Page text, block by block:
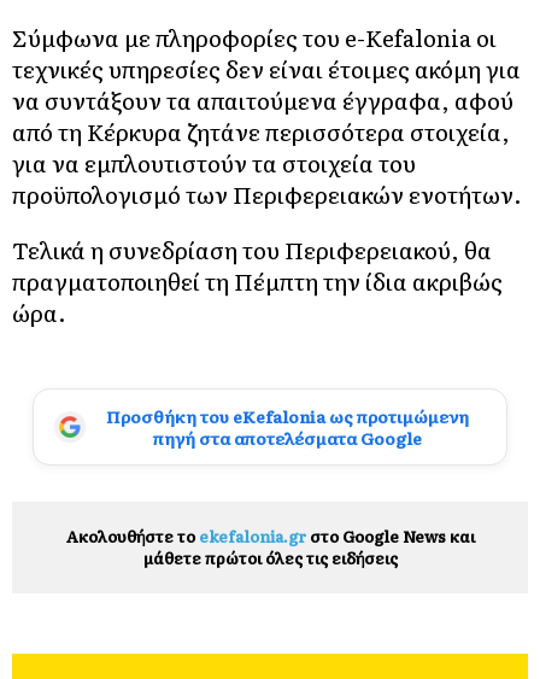
Σύμφωνα με πληροφορίες του e-Kefalonia οι
τεχνικές υπηρεσίες δεν είναι έτοιμες ακόμη για
να συντάξουν τα απαιτούμενα έγγραφα, αφού
από τη Κέρκυρα ζητάνε περισσότερα στοιχεία,
για να εμπλουτιστούν τα στοιχεία του
προϋπολογισμό των Περιφερειακών ενοτήτων.
Τελικά η συνεδρίαση του Περιφερειακού, θα
πραγματοποιηθεί τη Πέμπτη την ίδια ακριβώς
ώρα.
Προσθήκη του eKefalonia ως προτιμώμενη
πηγή στα αποτελέσματα Google
Ακολουθήστε το ekefalonia.grστο Google News και
μάθετε πρώτοι όλες τις ειδήσεις